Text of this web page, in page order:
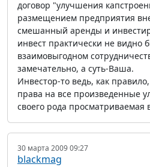
договор "улучшения
размещением предприятия
смешанный аренды и
инвест практически не видно
взаимовыгодном
замечательно, а суть-Ваша.
Инвестор-то ведь, как
права на все произведенные
своего рода просматриваемая
30 марта 2009 09:27
blackmag